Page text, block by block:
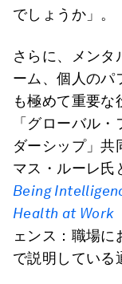
でしょうか」。
さらに、メンタ
ーム、個人のパ
も極めて重要な
「グローバル
ダーシップ」共
マス・ルーレ氏
Being
Health at Work
ェンス：職場に
で説明している